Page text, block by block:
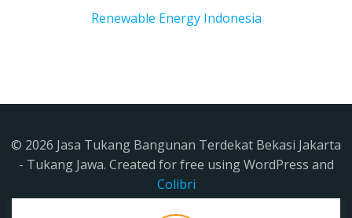
Renewable Energy Indonesia
© 2026 Jasa Tukang Bangunan Terdekat Bekasi Jakarta
- Tukang Jawa. Created for free using WordPress and
Colibri